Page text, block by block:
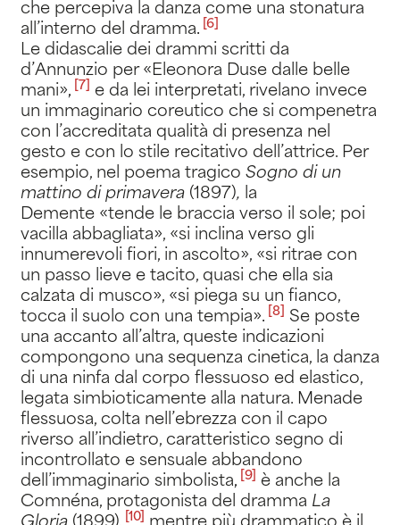
che percepiva la danza come una stonatura
all’interno del dramma. [6]
Le didascalie dei drammi scritti da
d’Annunzio per «Eleonora Duse dalle belle
mani», [7]
e da lei interpretati, rivelano invece
un immaginario coreutico che si compenetra
con l’accreditata qualità di presenza nel
gesto e con lo stile recitativo dell’attrice. Per
esempio, nel poema tragico Sogno di un
mattino di primavera (1897), la
Demente «tende le braccia verso il sole; poi
vacilla abbagliata», «si inclina verso gli
innumerevoli fiori, in ascolto», «si ritrae con
un passo lieve e tacito, quasi che ella sia
calzata di musco», «si piega su un fianco,
tocca il suolo con una tempia». [8]
Se poste
una accanto all’altra, queste indicazioni
compongono una sequenza cinetica, la danza
di una ninfa dal corpo flessuoso ed elastico,
legata simbioticamente alla natura. Menade
flessuosa, colta nell’ebrezza con il capo
riverso all’indietro, caratteristico segno di
incontrollato e sensuale abbandono
dell’immaginario simbolista, [9]
è anche la
Comnéna, protagonista del dramma La
[10]